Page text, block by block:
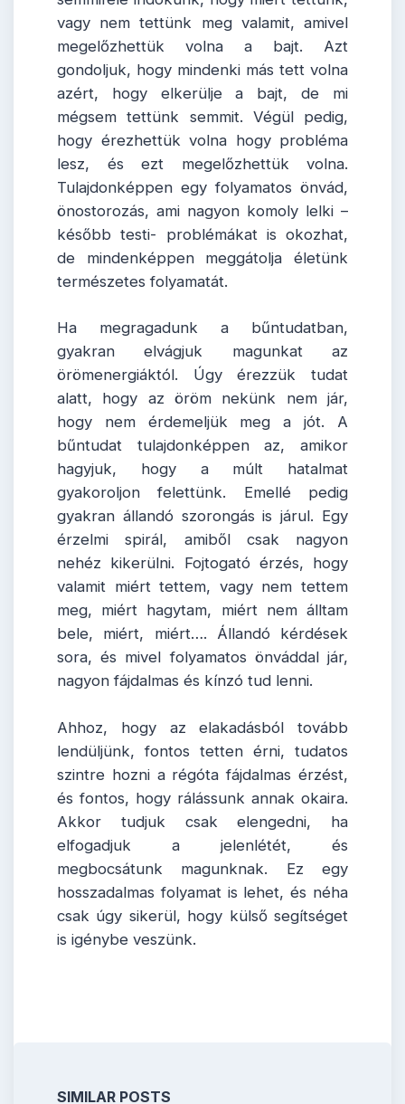
vagy nem tettünk meg valamit, amivel
megelőzhettük volna a bajt. Azt
gondoljuk, hogy mindenki más tett volna
azért, hogy elkerülje a bajt, de mi
mégsem tettünk semmit. Végül pedig,
hogy érezhettük volna hogy probléma
lesz, és ezt megelőzhettük volna.
Tulajdonképpen egy folyamatos önvád,
önostorozás, ami nagyon komoly lelki –
később testi- problémákat is okozhat,
de mindenképpen meggátolja életünk
természetes folyamatát.
Ha megragadunk a bűntudatban,
gyakran elvágjuk magunkat az
örömenergiáktól. Úgy érezzük tudat
alatt, hogy az öröm nekünk nem jár,
hogy nem érdemeljük meg a jót. A
bűntudat tulajdonképpen az, amikor
hagyjuk, hogy a múlt hatalmat
gyakoroljon felettünk. Emellé pedig
gyakran állandó szorongás is járul. Egy
érzelmi spirál, amiből csak nagyon
nehéz kikerülni. Fojtogató érzés, hogy
valamit miért tettem, vagy nem tettem
meg, miért hagytam, miért nem álltam
bele, miért, miért…. Állandó kérdések
sora, és mivel folyamatos önváddal jár,
nagyon fájdalmas és kínzó tud lenni.
Ahhoz, hogy az elakadásból tovább
lendüljünk, fontos tetten érni, tudatos
szintre hozni a régóta fájdalmas érzést,
és fontos, hogy rálássunk annak okaira.
Akkor tudjuk csak elengedni, ha
elfogadjuk a jelenlétét, és
megbocsátunk magunknak. Ez egy
hosszadalmas folyamat is lehet, és néha
csak úgy sikerül, hogy külső segítséget
is igénybe veszünk.
SIMILAR POSTS